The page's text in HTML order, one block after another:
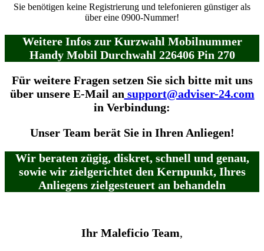
Sie benötigen keine Registrierung und telefonieren günstiger als
über eine 0900-Nummer!
Weitere Infos zur Kurzwahl Mobilnummer
Handy Mobil Durchwahl 226406 Pin 270
Für weitere Fragen setzen Sie sich bitte mit uns
über unsere E-Mail an support@adviser-24.com
in Verbindung:
Unser Team berät Sie in Ihren Anliegen!
Wir beraten zügig, diskret, schnell und genau,
sowie wir zielgerichtet den Kernpunkt, Ihres
Anliegens zielgesteuert an behandeln
Ihr Maleficio Team,